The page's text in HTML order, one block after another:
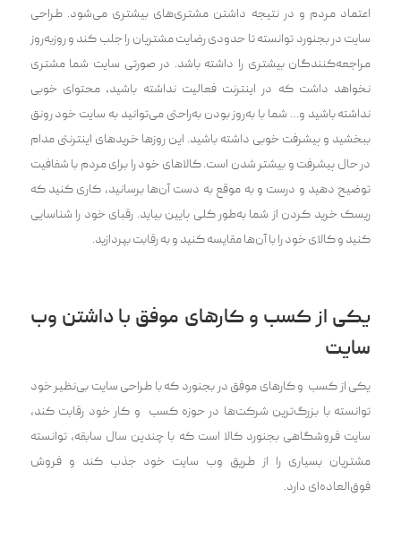
اعتماد مردم و در نتیجه داشتن مشتری‌های بیشتری‌ می‌شود. طراحی
سایت در بجنورد توانسته تا حدودی رضایت مشتریان را جلب کند و روزبه‌روز
مراجعه‌کنندگان بیشتری را داشته باشد. در صورتی سایت شما مشتری
نخواهد داشت که در اینترنت فعالیت نداشته باشید، محتوای خوبی
نداشته باشید و… شما با به‌روز بودن به‌راحتی‌ می‌توانید به سایت خود رونق
ببخشید و پیشرفت خوبی داشته باشید. این روز‌ها خرید‌های اینترنتی مدام
در حال پیشرفت و بیشتر شدن است. کالاهای خود را برای مردم با شفافیت
توضیح دهید و درست و به موقع به دست آن‌ها برسانید، کاری کنید که
ریسک خرید کردن از شما به‌طور کلی پایین بیاید. رقبای خود را شناسایی
کنید و کالای خود را با آن‌ها مقایسه کنید و به رقابت بپردازید.
یکی از کسب و کار‌های موفق با داشتن وب
سایت
یکی از کسب و کار‌های موفق در بجنورد که با طراحی سایت بی‌نظیر خود
توانسته با بزرگ‌ترین شرکت‌ها در حوزه کسب و کار خود رقابت کند،
سایت فروشگاهی بجنورد کالا است که با چندین سال سابقه، توانسته
مشتریان بسیاری را از طریق وب سایت خود جذب کند و فروش
فوق‌العاده‌ای دارد.